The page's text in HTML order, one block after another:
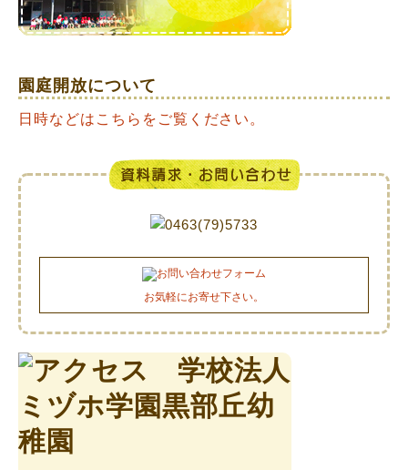
園庭開放について
日時などはこちらをご覧ください。
お気軽にお寄せ下さい。